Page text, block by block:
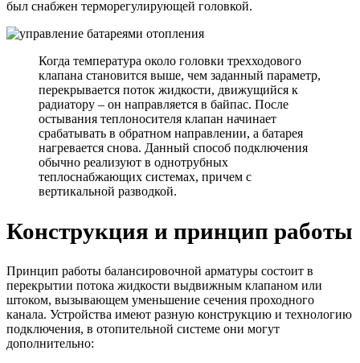
был снабжен терморегулирующей головкой.
Когда температура около головки трехходового
клапана становится выше, чем заданный параметр,
перекрывается поток жидкости, движущийся к
радиатору – он направляется в байпас. После
остывания теплоносителя клапан начинает
срабатывать в обратном направлении, а батарея
нагревается снова. Данный способ подключения
обычно реализуют в однотрубных
теплоснабжающих системах, причем с
вертикальной разводкой.
Конструкция и принцип работы
Принцип работы балансировочной арматуры состоит в
перекрытии потока жидкости выдвижным клапаном или
штоком, вызывающем уменьшение сечения проходного
канала. Устройства имеют разную конструкцию и технологию
подключения, в отопительной системе они могут
дополнительно: